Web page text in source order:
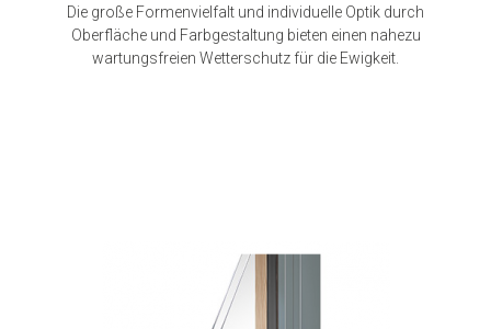
Die große Formenvielfalt und individuelle Optik durch
Oberfläche und Farbgestaltung bieten einen nahezu
wartungsfreien Wetterschutz für die Ewigkeit.